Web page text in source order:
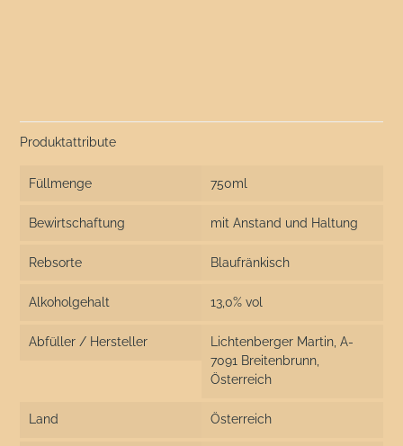
Produktattribute
Füllmenge 750ml
Bewirtschaftung mit Anstand und Haltung
Rebsorte Blaufränkisch
Alkoholgehalt 13,0% vol
Abfüller / Hersteller
Lichtenberger Martin, A-
7091 Breitenbrunn,
Österreich
Land Österreich